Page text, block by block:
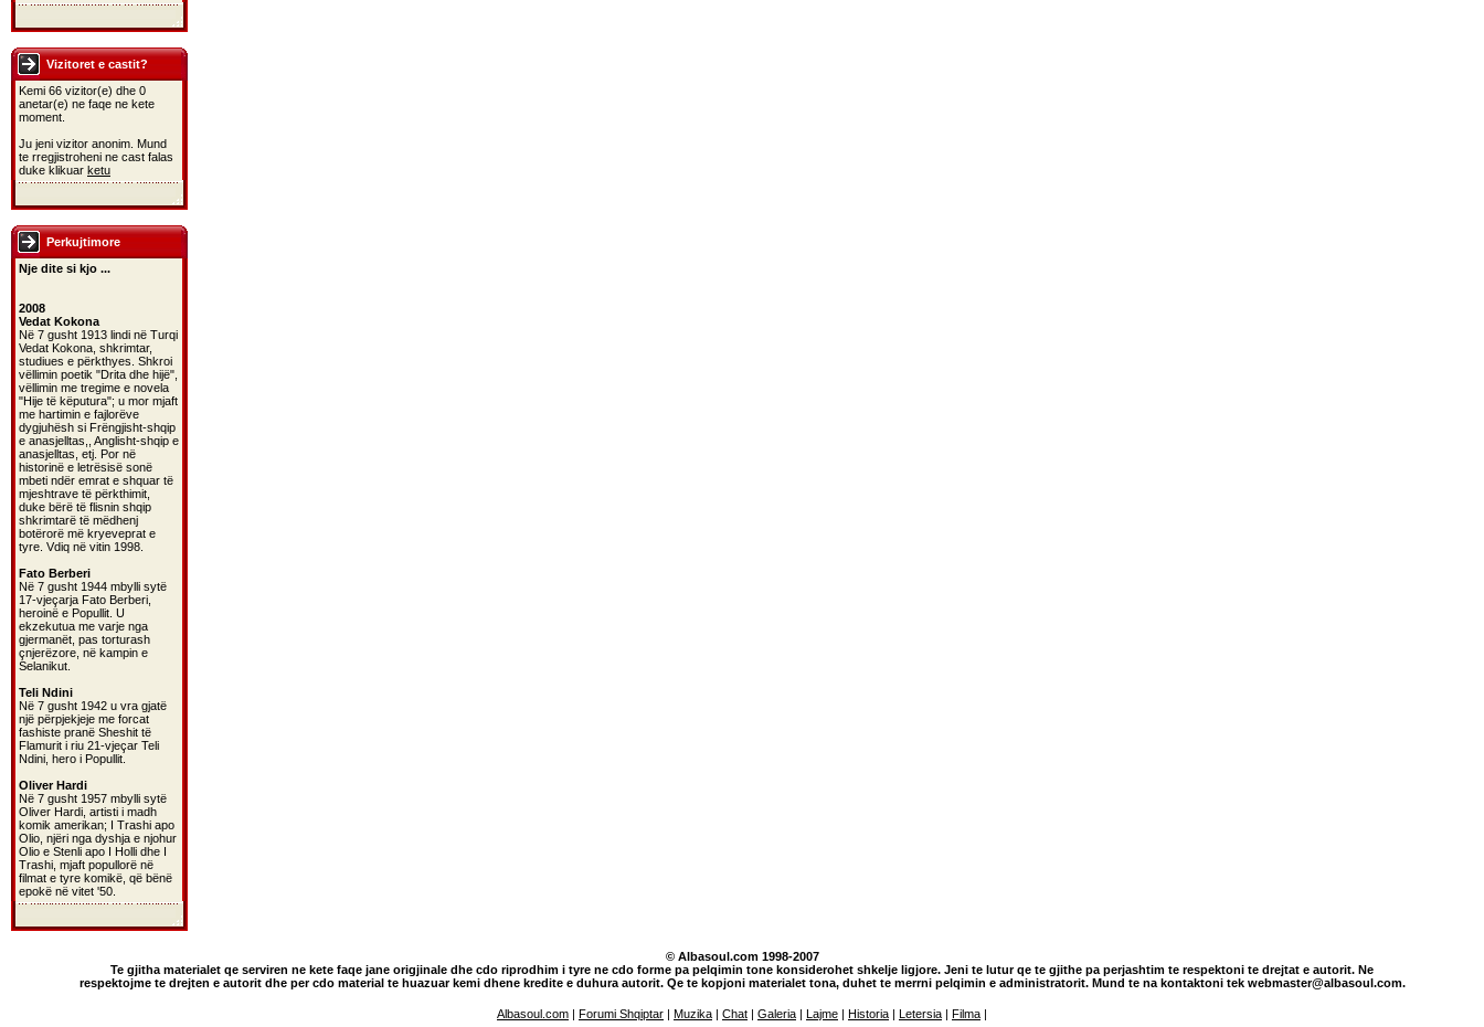
Vizitoret e castit?
Kemi 66 vizitor(e) dhe 0
anetar(e) ne faqe ne kete
moment.
Ju jeni vizitor anonim. Mund
te rregjistroheni ne cast falas
duke klikuar ketu
Perkujtimore
Nje dite si kjo ...
2008
Vedat Kokona
Në 7 gusht 1913 lindi në Turqi
Vedat Kokona, shkrimtar,
studiues e përkthyes. Shkroi
vëllimin poetik "Drita dhe hijë",
vëllimin me tregime e novela
"Hije të këputura"; u mor mjaft
me hartimin e fajlorëve
dygjuhësh si Frëngjisht-shqip
e anasjelltas,, Anglisht-shqip e
anasjelltas, etj. Por në
historinë e letrësisë sonë
mbeti ndër emrat e shquar të
mjeshtrave të përkthimit,
duke bërë të flisnin shqip
shkrimtarë të mëdhenj
botërorë më kryeveprat e
tyre. Vdiq në vitin 1998.
Fato Berberi
Në 7 gusht 1944 mbylli sytë
17-vjeçarja Fato Berberi,
heroinë e Popullit. U
ekzekutua me varje nga
gjermanët, pas torturash
çnjerëzore, në kampin e
Selanikut.
Teli Ndini
Në 7 gusht 1942 u vra gjatë
një përpjekjeje me forcat
fashiste pranë Sheshit të
Flamurit i riu 21-vjeçar Teli
Ndini, hero i Popullit.
Oliver Hardi
Në 7 gusht 1957 mbylli sytë
Oliver Hardi, artisti i madh
komik amerikan; I Trashi apo
Olio, njëri nga dyshja e njohur
Olio e Stenli apo I Holli dhe I
Trashi, mjaft popullorë në
filmat e tyre komikë, që bënë
epokë në vitet '50.
© Albasoul.com 1998-2007
Te gjitha materialet qe serviren ne kete faqe jane origjinale dhe cdo riprodhim i tyre ne cdo forme pa pelqimin tone konsiderohet shkelje ligjore. Jeni te lutur qe te gjithe pa perjashtim te respektoni te drejtat e autorit. Ne
respektojme te drejten e autorit dhe per cdo material te huazuar kemi dhene kredite e duhura autorit. Qe te kopjoni materialet tona, duhet te merrni pelqimin e administratorit. Mund te na kontaktoni tek webmaster@albasoul.com.
Albasoul.com | Forumi Shqiptar | Muzika | Chat | Galeria | Lajme | Historia | Letersia | Filma |